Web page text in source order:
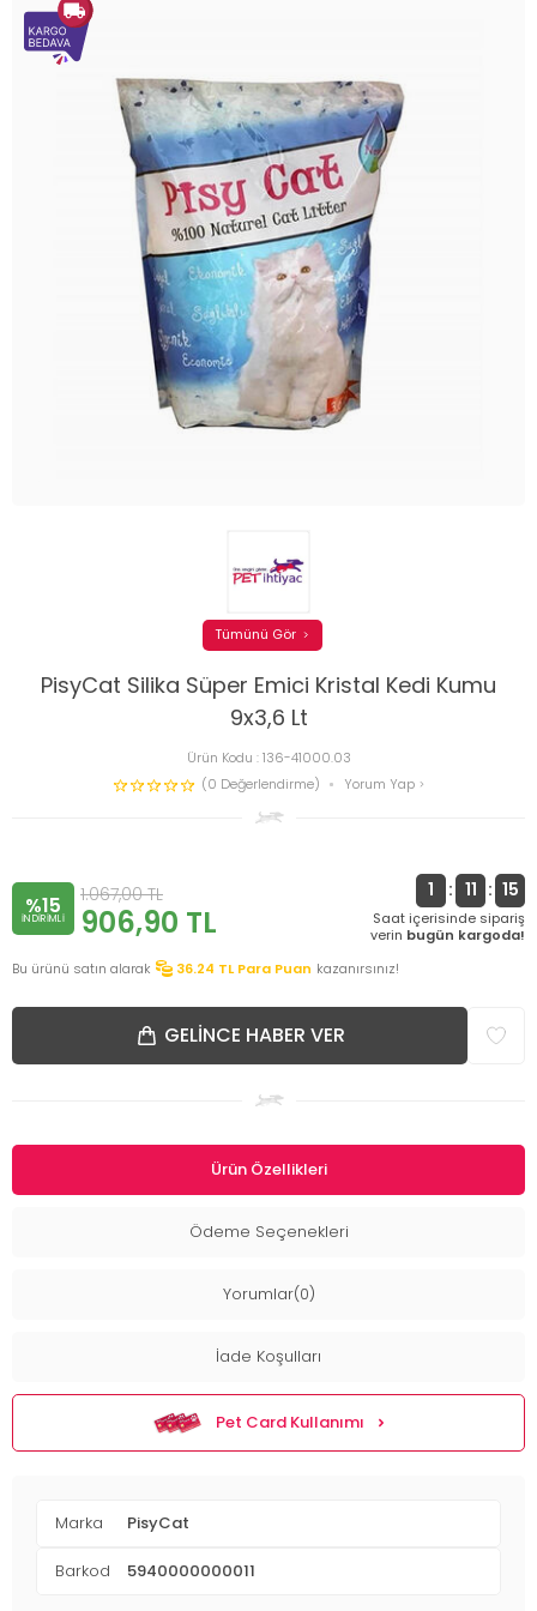
PisyCat Silika Süper Emici Kristal Kedi Kumu
9x3,6 Lt
Ürün Kodu :136-41000.03
(0 Değerlendirme)
Yorum Yap
Tümünü Gör
%15
INDIRIMLI
1.067,00TL
906,90 TL
1 : 11 : 15
Saat içerisinde sipariş
verin bugün kargoda!
Bu ürünü satın alarak
36.24 TL Para Puan kazanırsınız!
GELINCE HABER VER
Ürün Özellikleri
Ödeme Seçenekleri
Yorumlar(0)
İade Koşulları
Pet Card Kullanımı
Marka PisyCat
Barkod 5940000000011